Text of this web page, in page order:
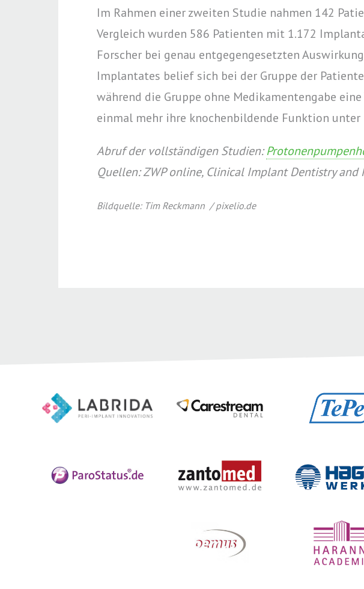
Im Rahmen einer zweiten Studie nahmen 142
Vergleich wurden 586 Patienten mit 1.172
Forscher bei genau entgegengesetzten
Implantates belief sich bei der Gruppe der
während die Gruppe ohne Medikamentengabe
einmal mehr ihre knochenbildende Funktion unter
Abruf der vollständigen Studien:
Quellen: ZWP online, Clinical Implant Dentistry and
Bildquelle: Tim Reckmann / pixelio.de